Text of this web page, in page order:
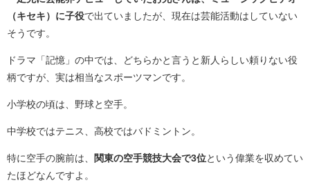
（キセキ）に子役で出ていましたが、現在は芸能活動はしていない
そうです。
ドラマ「記憶」の中では、どちらかと言うと新人らしい頼りない役
柄ですが、実は相当なスポーツマンです。
小学校の頃は、野球と空手。
中学校ではテニス、高校ではバドミントン。
特に空手の腕前は、 関東の空手競技大会で3位 という偉業を収めてい
たほどなんですよ。